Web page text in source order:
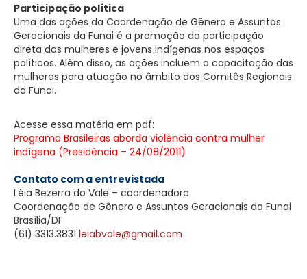
Participação política
Uma das ações da Coordenação de Gênero e Assuntos
Geracionais da Funai é a promoção da participação
direta das mulheres e jovens indígenas nos espaços
políticos. Além disso, as ações incluem a capacitação das
mulheres para atuação no âmbito dos Comitês Regionais
da Funai.
Acesse essa matéria em pdf:
Programa Brasileiras aborda violência contra mulher
indígena (Presidência – 24/08/2011)
Contato com a entrevistada
Léia Bezerra do Vale – coordenadora
Coordenação de Gênero e Assuntos Geracionais da Funai
Brasília/DF
(61) 3313.3831 leiabvale@gmail.com